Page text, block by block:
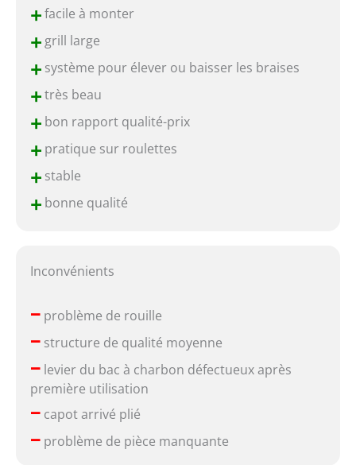
+facile à monter
+grill large
+système pour élever ou baisser les braises
+très beau
+bon rapport qualité-prix
+pratique sur roulettes
+stable
+bonne qualité
Inconvénients
–problème de rouille
–structure de qualité moyenne
–levier du bac à charbon défectueux après
première utilisation
–capot arrivé plié
–problème de pièce manquante